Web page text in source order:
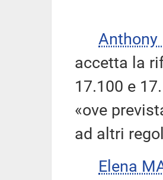
Anthony
accetta la
17.100 e
«ove
ad altri
Elena